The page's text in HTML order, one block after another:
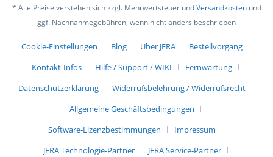
* Alle Preise verstehen sich zzgl. Mehrwertsteuer undVersandkostenund
ggf. Nachnahmegebühren, wenn nicht anders beschrieben
Cookie-Einstellungen Blog Über JERA
Bestellvorgang
Kontakt-Infos
Hilfe / Support / WIKI
Fernwartung
Datenschutzerklärung
Widerrufsbelehrung / Widerrufsrecht
Allgemeine Geschäftsbedingungen
Software-Lizenzbestimmungen
Impressum
JERA Technologie-Partner
JERA Service-Partner